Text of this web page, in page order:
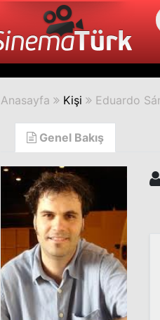
Anasayfa Kişi Eduardo
Genel Bakış